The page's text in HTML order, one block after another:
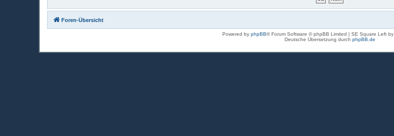
Foren-Übersicht
Powered by phpBB® Forum Software © phpBB Limited | SE Square Left by
Deutsche Übersetzung durch phpBB.de